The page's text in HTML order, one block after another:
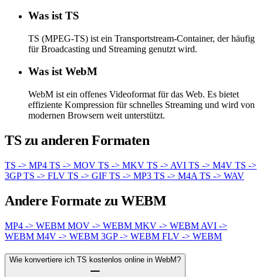
Was ist TS
TS (MPEG-TS) ist ein Transportstream-Container, der häufig
für Broadcasting und Streaming genutzt wird.
Was ist WebM
WebM ist ein offenes Videoformat für das Web. Es bietet
effiziente Kompression für schnelles Streaming und wird von
modernen Browsern weit unterstützt.
TS zu anderen Formaten
TS -> MP4 TS -> MOV TS -> MKV TS -> AVI TS -> M4V TS ->
3GPTS -> FLV TS -> GIF TS -> MP3 TS -> M4A TS -> WAV
Andere Formate zu WEBM
MP4 -> WEBM MOV -> WEBM MKV -> WEBM AVI ->
WEBM M4V -> WEBM 3GP -> WEBM FLV -> WEBM
Wie konvertiere ich TS kostenlos online in WebM?